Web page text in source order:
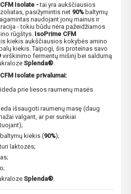
Isolate -tai yra aukščiausios
pasižymintis net 90% baltymų
naudojant jonų mainus ir
- tokiu būdu nėra pažeidžiamos
rūgštys. IsoPrime CFM
kiekis aukščiausios kokybės amino
kiekis. Taipogi, šis proteinas savo
virškinimo fermentų mišinį bei saldumą
Splenda®
Isolate privalumai:
prie liesos raumenų masės
išsaugoti raumenų masę (daug
valgant, ar per sunkiai
kiekis (90%);
laktozės;
Splenda®